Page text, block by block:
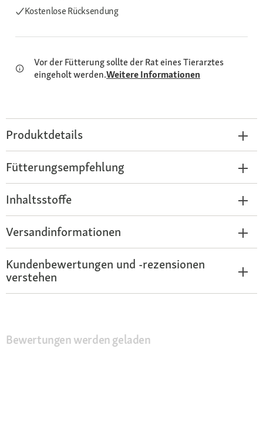
Kostenlose Rücksendung
Vor der Fütterung sollte der Rat eines Tierarztes
eingeholt werden.Weitere Informationen
Produktdetails
Fütterungsempfehlung
Inhaltsstoffe
Versandinformationen
Kundenbewertungen und -rezensionen
verstehen
Bewertungen werden geladen